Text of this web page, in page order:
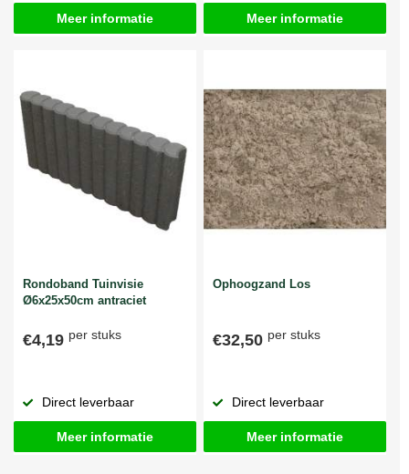
Meer informatie Meer informatie
Rondoband Tuinvisie
Ø6x25x50cm antraciet
€4,19 per stuks
Direct leverbaar
Meer informatie
Ophoogzand Los
€32,50 per stuks
Direct leverbaar
Meer informatie